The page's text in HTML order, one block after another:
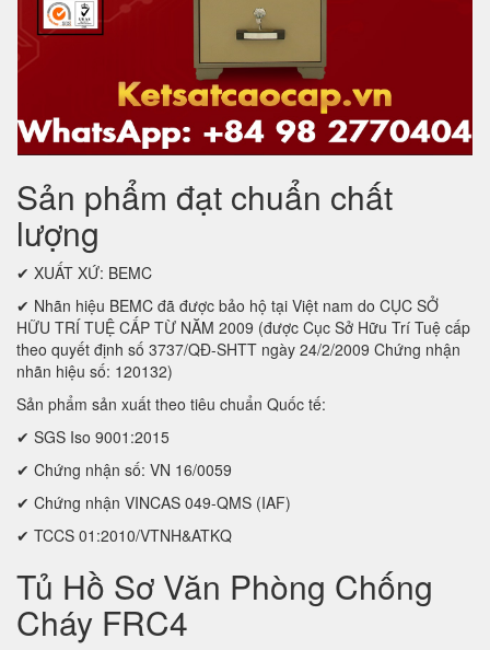
Sản phẩm đạt chuẩn chất
lượng
✔ XUẤT XỨ: BEMC
✔ Nhãn hiệu BEMC đã được bảo hộ tại Việt nam do CỤC SỞ
HỮU TRÍ TUỆ CẤP TỪ NĂM 2009 (được Cục Sở Hữu Trí Tuệ cấp
theo quyết định số 3737/QĐ-SHTT ngày 24/2/2009 Chứng nhận
nhãn hiệu số: 120132)
Sản phẩm sản xuất theo tiêu chuẩn Quốc tế:
✔ SGS Iso 9001:2015
✔ Chứng nhận số: VN 16/0059
✔ Chứng nhận VINCAS 049-QMS (IAF)
✔ TCCS 01:2010/VTNH&ATKQ
Tủ Hồ Sơ Văn Phòng Chống
Cháy FRC4